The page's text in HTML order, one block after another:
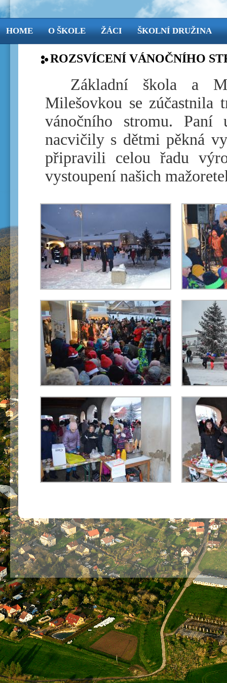
HOME O ŠKOLE ŽÁCI ŠKOLNÍ DRUŽINA
ROZSVÍCENÍ VÁNOČNÍHO
Základní škola a
Milešovkou se zúčastnila
vánočního stromu.
nacvičily s dětmi pěkná
připravili celou řadu
vystoupení našich